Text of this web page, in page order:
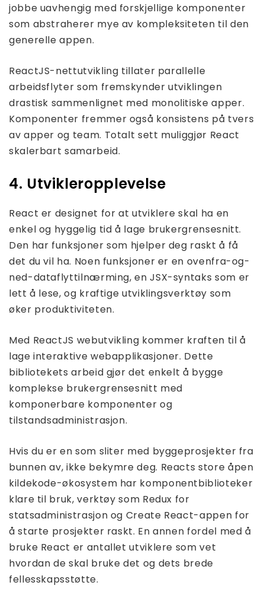
jobbe uavhengig med forskjellige komponenter
som abstraherer mye av kompleksiteten til den
generelle appen.
ReactJS-nettutvikling tillater parallelle
arbeidsflyter som fremskynder utviklingen
drastisk sammenlignet med monolitiske apper.
Komponenter fremmer også konsistens på tvers
av apper og team. Totalt sett muliggjør React
skalerbart samarbeid.
4. Utvikleropplevelse
React er designet for at utviklere skal ha en
enkel og hyggelig tid å lage brukergrensesnitt.
Den har funksjoner som hjelper deg raskt å få
det du vil ha. Noen funksjoner er en ovenfra-og-
ned-dataflyttilnærming, en JSX-syntaks som er
lett å lese, og kraftige utviklingsverktøy som
øker produktiviteten.
Med ReactJS webutvikling kommer kraften til å
lage interaktive webapplikasjoner. Dette
bibliotekets arbeid gjør det enkelt å bygge
komplekse brukergrensesnitt med
komponerbare komponenter og
tilstandsadministrasjon.
Hvis du er en som sliter med byggeprosjekter fra
bunnen av, ikke bekymre deg. Reacts store åpen
kildekode-økosystem har komponentbiblioteker
klare til bruk, verktøy som Redux for
statsadministrasjon og Create React-appen for
å starte prosjekter raskt. En annen fordel med å
bruke React er antallet utviklere som vet
hvordan de skal bruke det og dets brede
fellesskapsstøtte.